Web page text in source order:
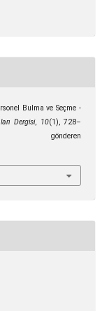
Bulma ve Seçme -
Dergisi, 10(1), 728–